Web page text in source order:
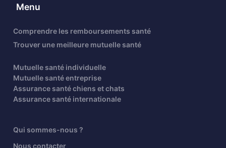
Menu
Comprendre les remboursements santé
Trouver une meilleure mutuelle santé
Mutuelle santé individuelle
Mutuelle santé entreprise
Assurance santé chiens et chats
Assurance santé internationale
Qui sommes-nous ?
Nous contacter